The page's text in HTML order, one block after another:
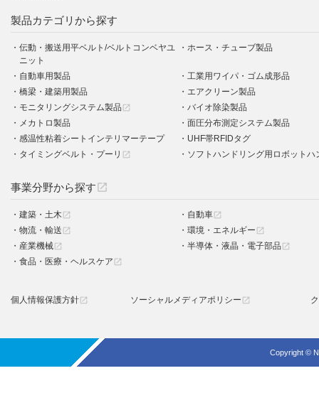
製品カテゴリから探す
伝動・搬送用平ベルト/ベルトコンベヤユ
ニット
ホース・チューブ製品
自動車用製品
工業用ワイパ・ゴム成形品
橋梁・建築用製品
エアクリーン製品
モニタリングシステム製品 open_in_new
バイオ除染製品
メカトロ製品
面圧分布測定システム製品
感温性粘着シートインテリマーテープ
UHF帯RFIDタグ
タイミングベルト・プーリ open_in_new ソフトハンドリング用ロボットハ
事業分野から探す open_in_new
建築・土木open_in_new 自動車open_in_new
物流・輸送 open_in_new 環境・エネルギー open_in_new
産業機械open_in_new 半導体・液晶・電子部品 open_in_new
食品・医療・ヘルスケア open_in_new
個人情報保護方針open_in_new ソーシャルメディアポリシー open_in_new
Copyright ©